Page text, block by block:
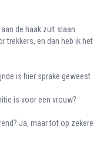
de haak zult slaan.
trekkers, en dan heb ik het
is hier sprake geweest
is voor een vrouw?
Ja, maar tot op zekere